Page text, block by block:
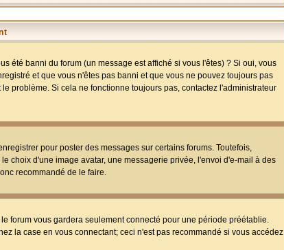
été banni du forum (un message est affiché si vous l'êtes) ? Si oui, vous
et que vous n'êtes pas banni et que vous ne pouvez toujours pas
problème. Si cela ne fonctionne toujours pas, contactez l'administrateur
pour poster des messages sur certains forums. Toutefois,
choix d'une image avatar, une messagerie privée, l'envoi d'e-mail à des
recommandé de le faire.
forum vous gardera seulement connecté pour une période préétablie.
la case en vous connectant; ceci n'est pas recommandé si vous accédez